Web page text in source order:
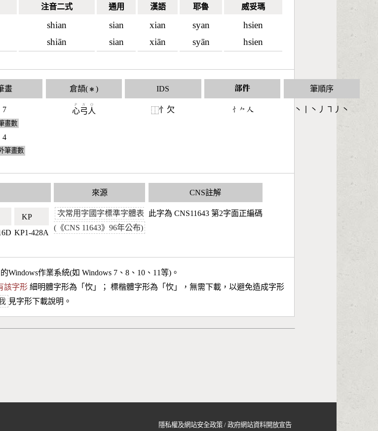
注音二式 通用 漢語 耶魯 威妥瑪
shian
shiān
sian
sian
xian
xiān
syan
syān
hsien
hsien
畫
7
畫數
4
筆畫數
倉頡( ✱ )
心
P
弓
N
人
O
IDS
⿰忄欠
部件
󶄂󶀽󶀬
筆順序
丶丨丶丿㇕丿丶
KP🇰🇵
KP1-428A
來源
次常用字國字標準字體表
(《CNS 11643》96年公布)
CNS註解
此字為 CNS11643 第2字面正編碼
Windows作業系統(如 Windows 7、8、10、11等)。
該字形 細明體字形為「忺 」； 標楷體字形為「忺 」，無需下載，以避免造成字形
見字形下載說明。
隱私權及網站安全政策 /政府網站資料開放宣告